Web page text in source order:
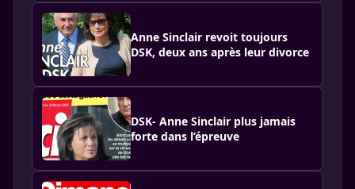
Anne Sinclair revoit toujours
DSK, deux ans après leur divorce
DSK- Anne Sinclair plus jamais
forte dans l’épreuve